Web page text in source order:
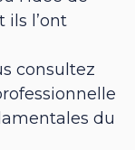
ils l’ont
consultez
du